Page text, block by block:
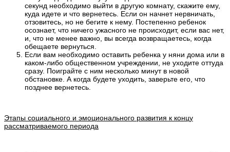
секунд необходимо выйти в другую комнату, скажите ему,
куда идете и что вернетесь. Если он начнет нервничать,
отзовитесь, но не бегите к нему. Постепенно ребенок
осознает, что ничего ужасного не происходит, если вас нет,
и, что не менее важно, вы всегда возвращаетесь, когда
обещаете вернуться.
Если вам необходимо оставить ребенка у няни дома или в
каком-либо общественном учреждении, не уходите оттуда
сразу. Поиграйте с ним несколько минут в новой
обстановке. А когда будете уходить, заверьте его, что
позднее вернетесь.
Этапы социального и эмоционального развития к концу
рассматриваемого периода